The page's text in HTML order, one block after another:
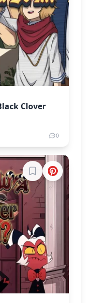
Clover
0
Inicia sesión